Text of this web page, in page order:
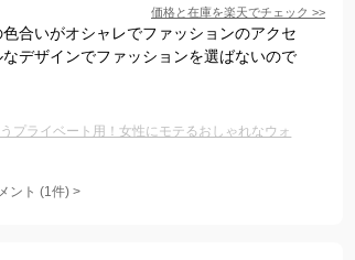
価格と在庫を楽天でチェック >>
合いがオシャレでファッションのアクセ
デザインでファッションを選ばないので
プライベート用！女性にモテるおしゃれなウォ
ント (1件) >